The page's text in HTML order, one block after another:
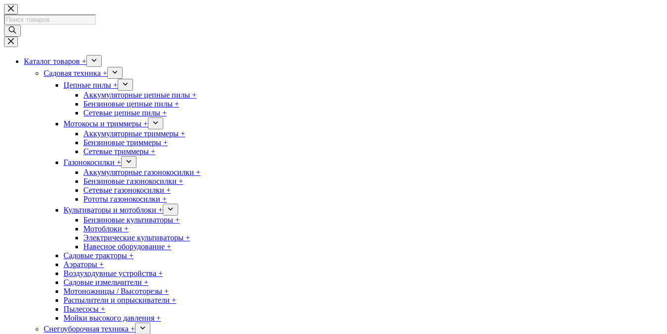
Перейти
к
сути
Поиск
товаров
Каталог товаров +
Садовая техника +
Цепные пилы +
Аккумуляторные цепные пилы +
Бензиновые цепные пилы +
Сетевые цепные пилы +
Мотокосы и триммеры +
Аккумуляторные триммеры +
Бензиновые триммеры +
Сетевые триммеры +
Газонокосилки +
Аккумуляторные газонокосилки +
Бензиновые газонокосилки +
Сетевые газонокосилки +
Рототы газонокосилки +
Культиваторы и мотоблоки +
Бензиновые культиваторы +
Мотоблоки +
Электрические культиваторы +
Навесное оборудование +
Садовые тракторы +
Аэраторы +
Воздуходувные устройства +
Садовые измельчители +
Мотоножницы / Высоторезы +
Распылители и опрыскиватели +
Пылесосы +
Мойки высокого давления +
Снегоуборочная техника +